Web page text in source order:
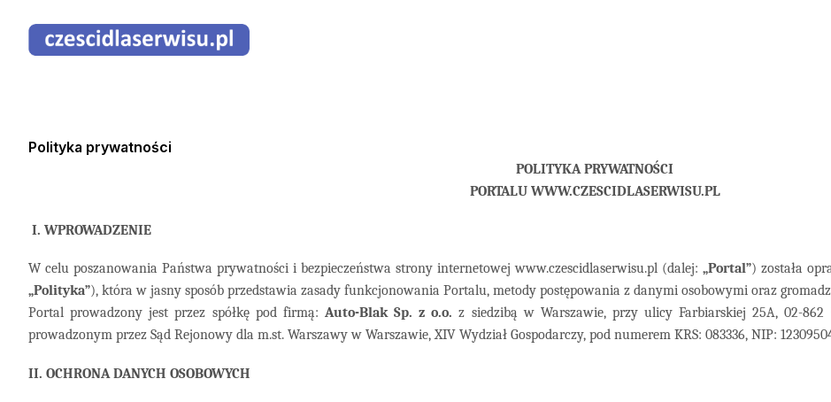
Polityka prywatności
POLITYKA PRYWATNOŚCI
PORTALU WWW.CZESCIDLASERWISU.PL
I. WPROWADZENIE
W celu poszanowania Państwa prywatności i bezpieczeństwa strony internetowej www.czescidlaserwisu.pl (dalej: „Portal”) została
„Polityka”), która w jasny sposób przedstawia zasady funkcjonowania Portalu, metody postępowania z danymi osobowymi oraz
Portal prowadzony jest przez spółkę pod firmą: Auto-Blak Sp. z o.o. z siedzibą w Warszawie, przy ulicy Farbiarskiej 25A, 02-
prowadzonym przez Sąd Rejonowy dla m.st. Warszawy w Warszawie, XIV Wydział Gospodarczy, pod numerem KRS: 083336, NIP:
II. OCHRONA DANYCH OSOBOWYCH